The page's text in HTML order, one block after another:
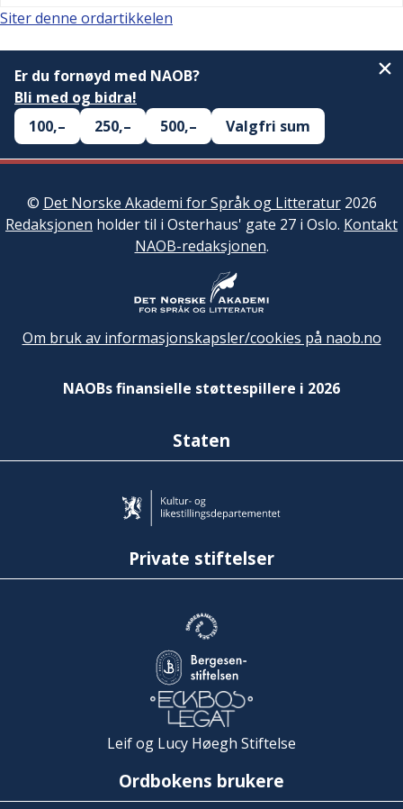
Siter denne ordartikkelen
Er du fornøyd med NAOB?
Bli med og bidra!
100,–
250,– 500,– Valgfri sum
© Det Norske Akademi for Språk og Litteratur2026
Redaksjonen holder til i Osterhaus' gate 27 i Oslo. Kontakt
NAOB-redaksjonen.
Om bruk av informasjonskapsler/cookies på naob.no
NAOBs finansielle støttespillere i 2026
Staten
Private stiftelser
Leif og Lucy Høegh Stiftelse
Ordbokens brukere